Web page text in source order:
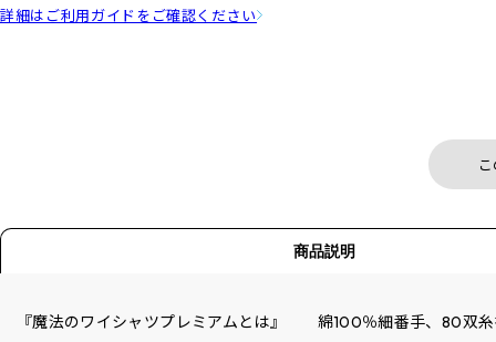
詳細はご利用ガイドをご確認ください
商品説明
『魔法のワイシャツプレミアムとは』 綿100％細番手、80